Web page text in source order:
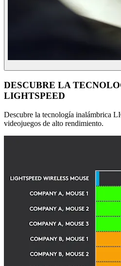
DESCUBRE LA
LIGHTSPEED
Descubre la tecnología inalámbrica
videojuegos de alto rendimiento.